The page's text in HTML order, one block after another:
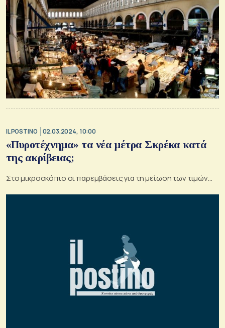
IL POSTINO 02.03.2024, 10:00
«Πυροτέχνημα» τα νέα μέτρα Σκρέκα κατά
της ακρίβειας;
Στο μικροσκόπιο οι παρεμβάσεις για τη μείωση των τιμών…